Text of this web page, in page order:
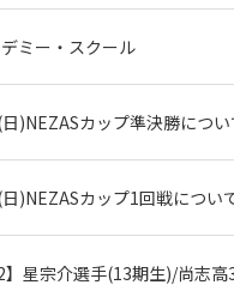
ミー・スクール
)NEZASカップ準決勝につい
)NEZASカップ1回戦につい
】星宗介選手(13期生)/尚志